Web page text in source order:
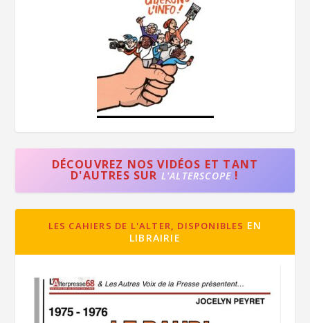
DÉCOUVREZ NOS VIDÉOS ET TANT
D'AUTRES SUR L'ALTERSCOPE !
LES CAHIERS DE L'ALTER, DISPONIBLES EN
LIBRAIRIE